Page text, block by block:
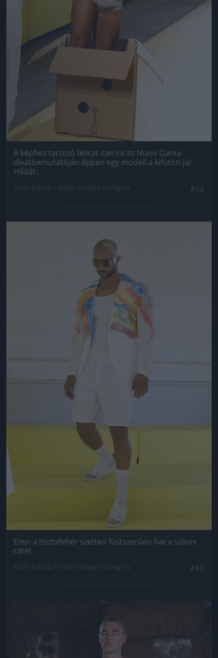
A képhez tartozó felirat szerint itt Nuno Gama
divatbemutatóján éppen egy modell a kifutón jár.
Hááát...
Ezen a tisztafehér szetten füstszerűen hat a színes
rátét.